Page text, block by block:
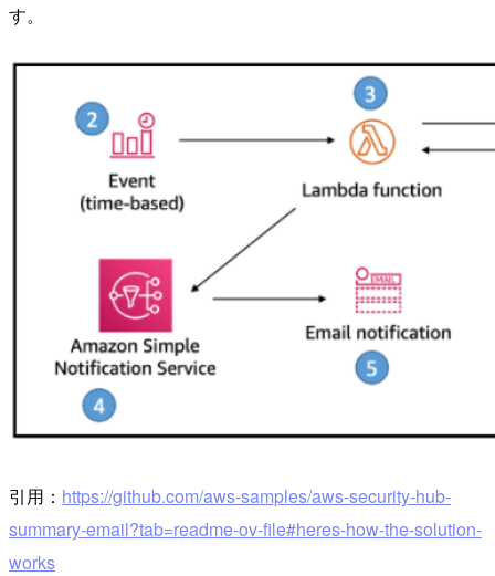
す。
引用： https://github.com/aws-samples/aws-security-hub-
summary-email?tab=readme-ov-file#heres-how-the-solution-
works